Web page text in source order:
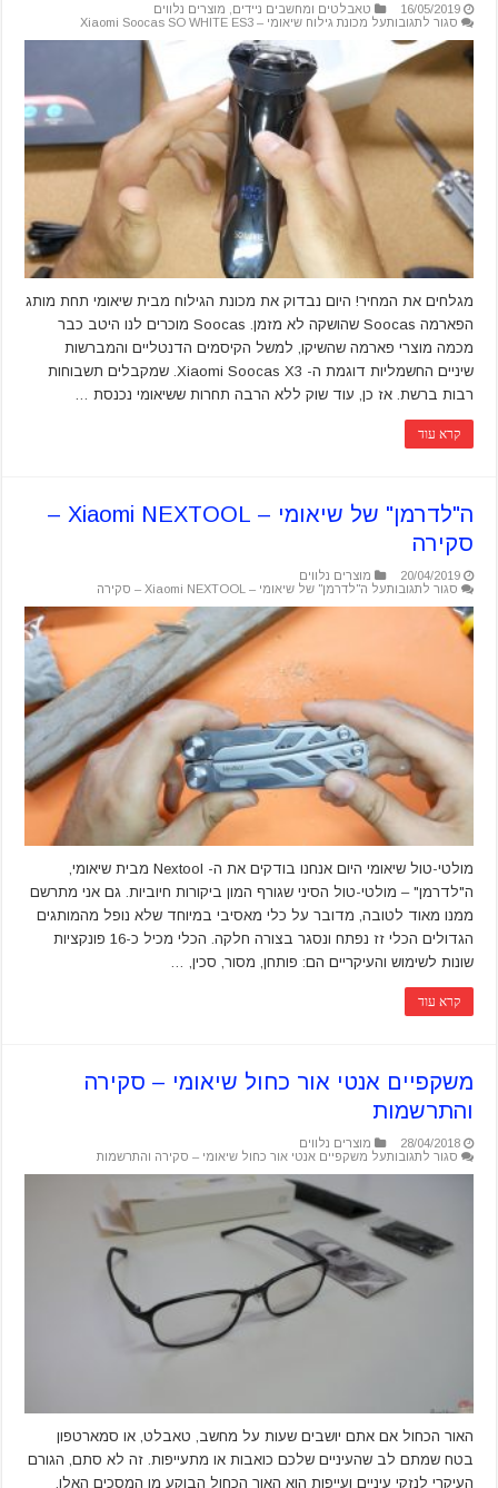
16/05/2019 טאבלטים ומחשבים ניידים
מוצרים נלווים
סגור לתגובותעל מכונת גילוח שיאומי – Xiaomi Soocas SO WHITE ES3
מגלחים את המחיר! היום נבדוק את מכונת הגילוח מבית שיאומי תחת מותג
הפארמה Soocas שהושקה לא מזמן. Soocas מוכרים לנו היטב כבר
מכמה מוצרי פארמה שהשיקו, למשל הקיסמים הדנטליים והמברשות
שיניים החשמליות דוגמת ה- Xiaomi Soocas X3. שמקבלים תשבוחות
רבות ברשת. אז כן, עוד שוק ללא הרבה תחרות ששיאומי נכנסת …
קרא עוד
ה"לדרמן" של שיאומי – Xiaomi NEXTOOL –
סקירה
20/04/2019
מוצרים נלווים
סגור לתגובותעל ה"לדרמן" של שיאומי – Xiaomi NEXTOOL – סקירה
מולטי-טול שיאומי היום אנחנו בודקים את ה- Nextool מבית שיאומי,
ה"לדרמן" – מולטי-טול הסיני שגורף המון ביקורות חיוביות. גם אני מתרשם
ממנו מאוד לטובה, מדובר על כלי מאסיבי במיוחד שלא נופל מהמותגים
הגדולים הכלי זז נפתח ונסגר בצורה חלקה. הכלי מכיל כ-16 פונקציות
שונות לשימוש והעיקריים הם: פותחן, מסור, סכין, …
קרא עוד
משקפיים אנטי אור כחול שיאומי – סקירה
והתרשמות
28/04/2018
מוצרים נלווים
סגור לתגובותעל משקפיים אנטי אור כחול שיאומי – סקירה והתרשמות
האור הכחול אם אתם יושבים שעות על מחשב, טאבלט, או סמארטפון
בטח שמתם לב שהעיניים שלכם כואבות או מתעייפות. זה לא סתם, הגורם
העיקרי לנזקי עיניים ועייפות הוא האור הכחול הבוקע מן המסכים האלו,